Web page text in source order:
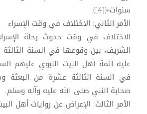
سنوات»([4]).
الأمر الثاني: الاختلاف في وقت الإسراء
الاختلاف في وقت حدوث رحلة
الشريف، بين وقوعها في السنة
عليه أئمة أهل البيت النبوي عليهم
في السنة الثالثة عشرة من
صحابة النبي صلى الله عليه وآله وسلم.
الأمر الثالث: الإعراض عن روايات أهل